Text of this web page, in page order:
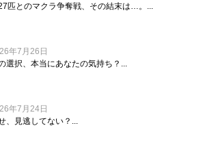
匹とのマクラ争奪戦、その結末は…。...
年7月26日
選択、本当にあなたの気持ち？...
年7月24日
、見逃してない？...